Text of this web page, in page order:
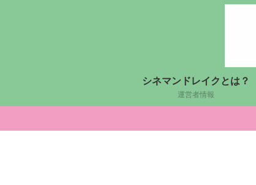
シネマンドレイクとは？
運営者情報